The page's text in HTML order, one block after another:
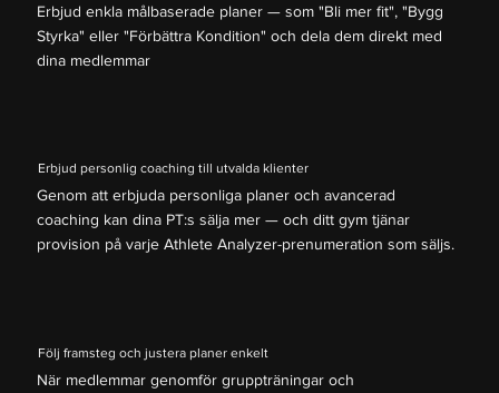
Erbjud enkla målbaserade planer — som "Bli mer fit", "Bygg
Styrka" eller "Förbättra Kondition" och dela dem direkt med
dina medlemmar
Erbjud personlig coaching till utvalda klienter
Genom att erbjuda personliga planer och avancerad
coaching kan dina PT:s sälja mer — och ditt gym tjänar
provision på varje Athlete Analyzer-prenumeration som säljs.
Följ framsteg och justera planer enkelt
När medlemmar genomför gruppträningar och